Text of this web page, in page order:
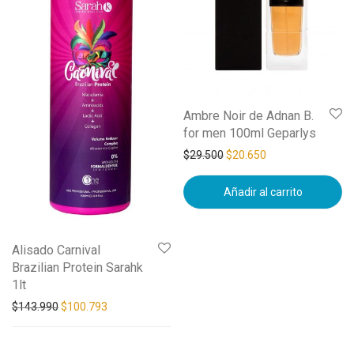
Alisado Carnival
Brazilian Protein Sarahk
1lt
$143.990$100.793
Ambre Noir de Adnan B.
for men 100ml Geparlys
$29.500$20.650
Añadir al carrito